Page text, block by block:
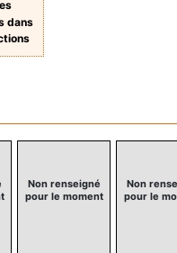
dans
Non renseigné
pour le moment
Non
pour le